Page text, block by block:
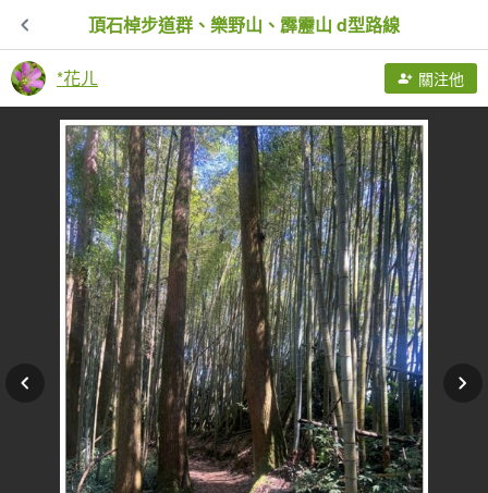
頂石棹步道群、樂野山、霹靂山 d型路線
*花ㄦ 關注他